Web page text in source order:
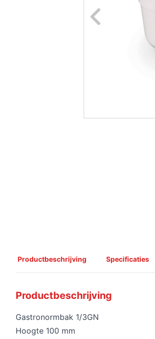
Productbeschrijving Specificaties
Productbeschrijving
Gastronormbak 1/3GN
Hoogte 100 mm